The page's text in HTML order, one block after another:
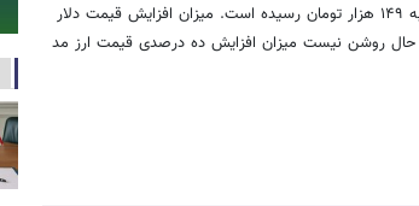
دهم دی ماه برابر با ۸۴ هزار تومان بود که این رقم امروز به ۱۴۹ هزار تومان رسیده است. میزان افزایش قیمت دلار
دی تا امروز بیش از ۷۷ درصد است. حال روشن نیست میزان افزایش ده درصدی قیمت ارز مد